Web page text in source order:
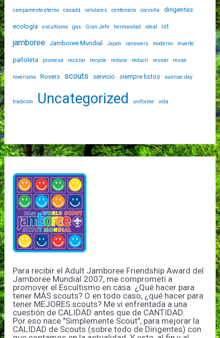
campamento eterno canadá celulares centenario cocinilla dirigentes
ecología escultismo gas Gran Jefe hermandad ideal ist
jamboree Jamboree Mundial Japón lanssiers moderno muerte
pañoleta promesa reciclar recycle reduce reducir reusar reuse
roverismo Rovers scouts servicio siempre listos sunrise day
tradición Uncategorized uniforme vida
Para recibir el Adult Jamboree Friendship Award del
Jamboree Mundial 2007, me comprometí a
promover el Escultismo en casa. ¿Qué hacer para
tener MÁS scouts? O en todo caso, ¿qué hacer para
tener MEJORES scouts? Me vi enfrentada a una
cuestión de CALIDAD antes que de CANTIDAD.
Por eso nace "Simplemente Scout", para mejorar la
CALIDAD de Scouts (sobre todo de Dirigentes) con